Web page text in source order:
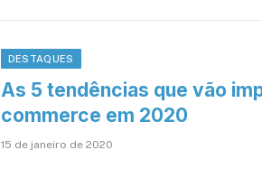
DESTAQUES
As 5 tendências que vão
commerce em 2020
15 de janeiro de 2020